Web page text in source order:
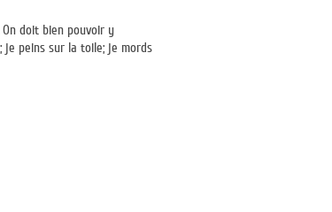
doit bien pouvoir y
je peins sur la toile; je mords